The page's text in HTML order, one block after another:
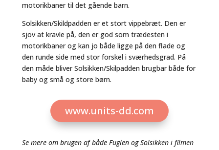
motorikbaner til det gående barn.
Solsikken/Skildpadden er et stort vippebræt. Den er
sjov at kravle på, den er god som trædesten i
motorikbaner og kan jo både ligge på den flade og
den runde side med stor forskel i sværhedsgrad. På
den måde bliver Solsikken/Skilpadden brugbar både for
baby og små og store børn.
www.units-dd.com
Se mere om brugen af både Fuglen og Solsikken i filmen